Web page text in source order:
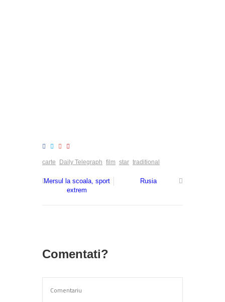
carte Daily Telegraph film star traditional
Mersul la scoala, sport
extrem
Rusia
Comentati?